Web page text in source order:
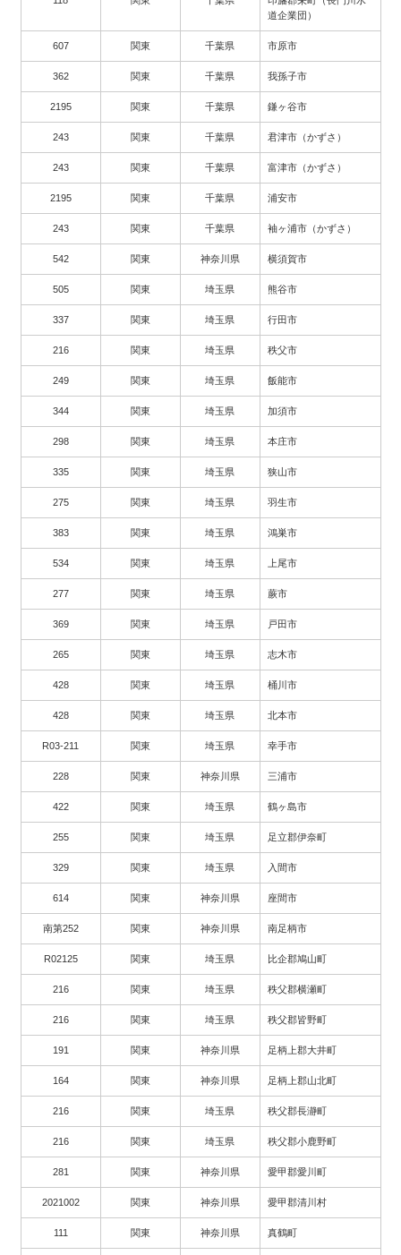
道企業団）
607 関東 千葉県 市原市
362 関東 千葉県 我孫子市
2195 関東 千葉県 鎌ヶ谷市
243 関東 千葉県 君津市（かずさ）
243 関東 千葉県 富津市（かずさ）
2195 関東 千葉県 浦安市
243 関東 千葉県 袖ヶ浦市（かずさ）
542 関東 神奈川県 横須賀市
505 関東 埼玉県 熊谷市
337 関東 埼玉県 行田市
216 関東 埼玉県 秩父市
249 関東 埼玉県 飯能市
344 関東 埼玉県 加須市
298 関東 埼玉県 本庄市
335 関東 埼玉県 狭山市
275 関東 埼玉県 羽生市
383 関東 埼玉県 鴻巣市
534 関東 埼玉県 上尾市
277 関東 埼玉県 蕨市
369 関東 埼玉県 戸田市
265 関東 埼玉県 志木市
428 関東 埼玉県 桶川市
428 関東 埼玉県 北本市
R03-211 関東 埼玉県 幸手市
228 関東 神奈川県 三浦市
422 関東 埼玉県 鶴ヶ島市
255 関東 埼玉県 足立郡伊奈町
329 関東 埼玉県 入間市
614 関東 神奈川県 座間市
南第252 関東 神奈川県 南足柄市
R02125 関東 埼玉県 比企郡鳩山町
216 関東 埼玉県 秩父郡横瀬町
216 関東 埼玉県 秩父郡皆野町
191 関東 神奈川県 足柄上郡大井町
164 関東 神奈川県 足柄上郡山北町
216 関東 埼玉県 秩父郡長瀞町
216 関東 埼玉県 秩父郡小鹿野町
281 関東 神奈川県 愛甲郡愛川町
2021002 関東 神奈川県 愛甲郡清川村
111 関東 神奈川県 真鶴町